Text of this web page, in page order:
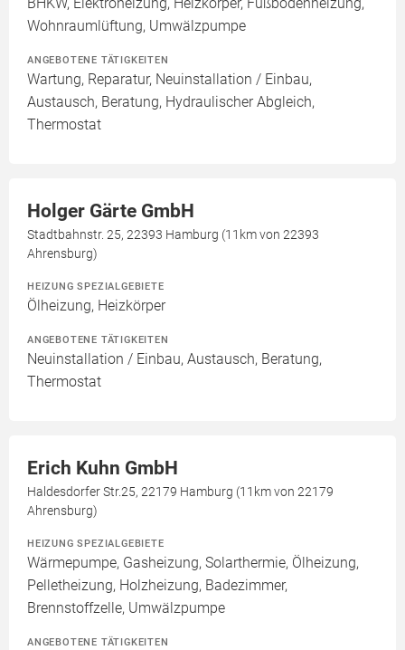
Wohnraumlüftung, Umwälzpumpe
ANGEBOTENE TÄTIGKEITEN
Wartung, Reparatur, Neuinstallation / Einbau,
Austausch, Beratung, Hydraulischer Abgleich,
Thermostat
Holger Gärte GmbH
Stadtbahnstr. 25, 22393 Hamburg (11km von 22393
Ahrensburg)
HEIZUNG SPEZIALGEBIETE
Ölheizung, Heizkörper
ANGEBOTENE TÄTIGKEITEN
Neuinstallation / Einbau, Austausch, Beratung,
Thermostat
Erich Kuhn GmbH
Haldesdorfer Str.25, 22179 Hamburg (11km von 22179
Ahrensburg)
HEIZUNG SPEZIALGEBIETE
Wärmepumpe, Gasheizung, Solarthermie, Ölheizung,
Pelletheizung, Holzheizung, Badezimmer,
Brennstoffzelle, Umwälzpumpe
ANGEBOTENE TÄTIGKEITEN